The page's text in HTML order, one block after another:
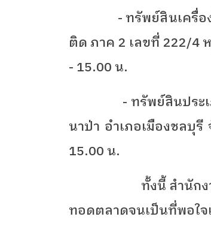
- ทรัพย์สินเครื่องใ
ติด ภาค 2 เลขที่ 222/4
- 15.00 น.
- ทรัพย์สินประเภ
นาป่า อำเภอเมืองชลบุ
15.00 น.
ทั้งนี้ สำนัก
ทอดตลาดจนเป็นที่พอใ